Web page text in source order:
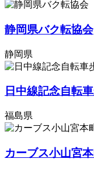
静岡県バク転協会
静岡県
日中線記念自転
福島県
カーブス小山宮